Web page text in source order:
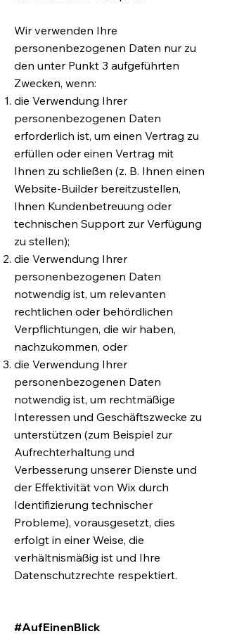
Wir verwenden Ihre
personenbezogenen Daten nur zu
den unter Punkt 3 aufgeführten
Zwecken, wenn:
die Verwendung Ihrer
personenbezogenen Daten
erforderlich ist, um einen Vertrag zu
erfüllen oder einen Vertrag mit
Ihnen zu schließen (z. B. Ihnen einen
Website-Builder bereitzustellen,
Ihnen Kundenbetreuung oder
technischen Support zur Verfügung
zu stellen);
die Verwendung Ihrer
personenbezogenen Daten
notwendig ist, um relevanten
rechtlichen oder behördlichen
Verpflichtungen, die wir haben,
nachzukommen, oder
die Verwendung Ihrer
personenbezogenen Daten
notwendig ist, um rechtmäßige
Interessen und Geschäftszwecke zu
unterstützen (zum Beispiel zur
Aufrechterhaltung und
Verbesserung unserer Dienste und
der Effektivität von Wix durch
Identifizierung technischer
Probleme), vorausgesetzt, dies
erfolgt in einer Weise, die
verhältnismäßig ist und Ihre
Datenschutzrechte respektiert.
#AufEinenBlick